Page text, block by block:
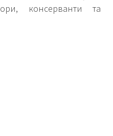
консерванти та